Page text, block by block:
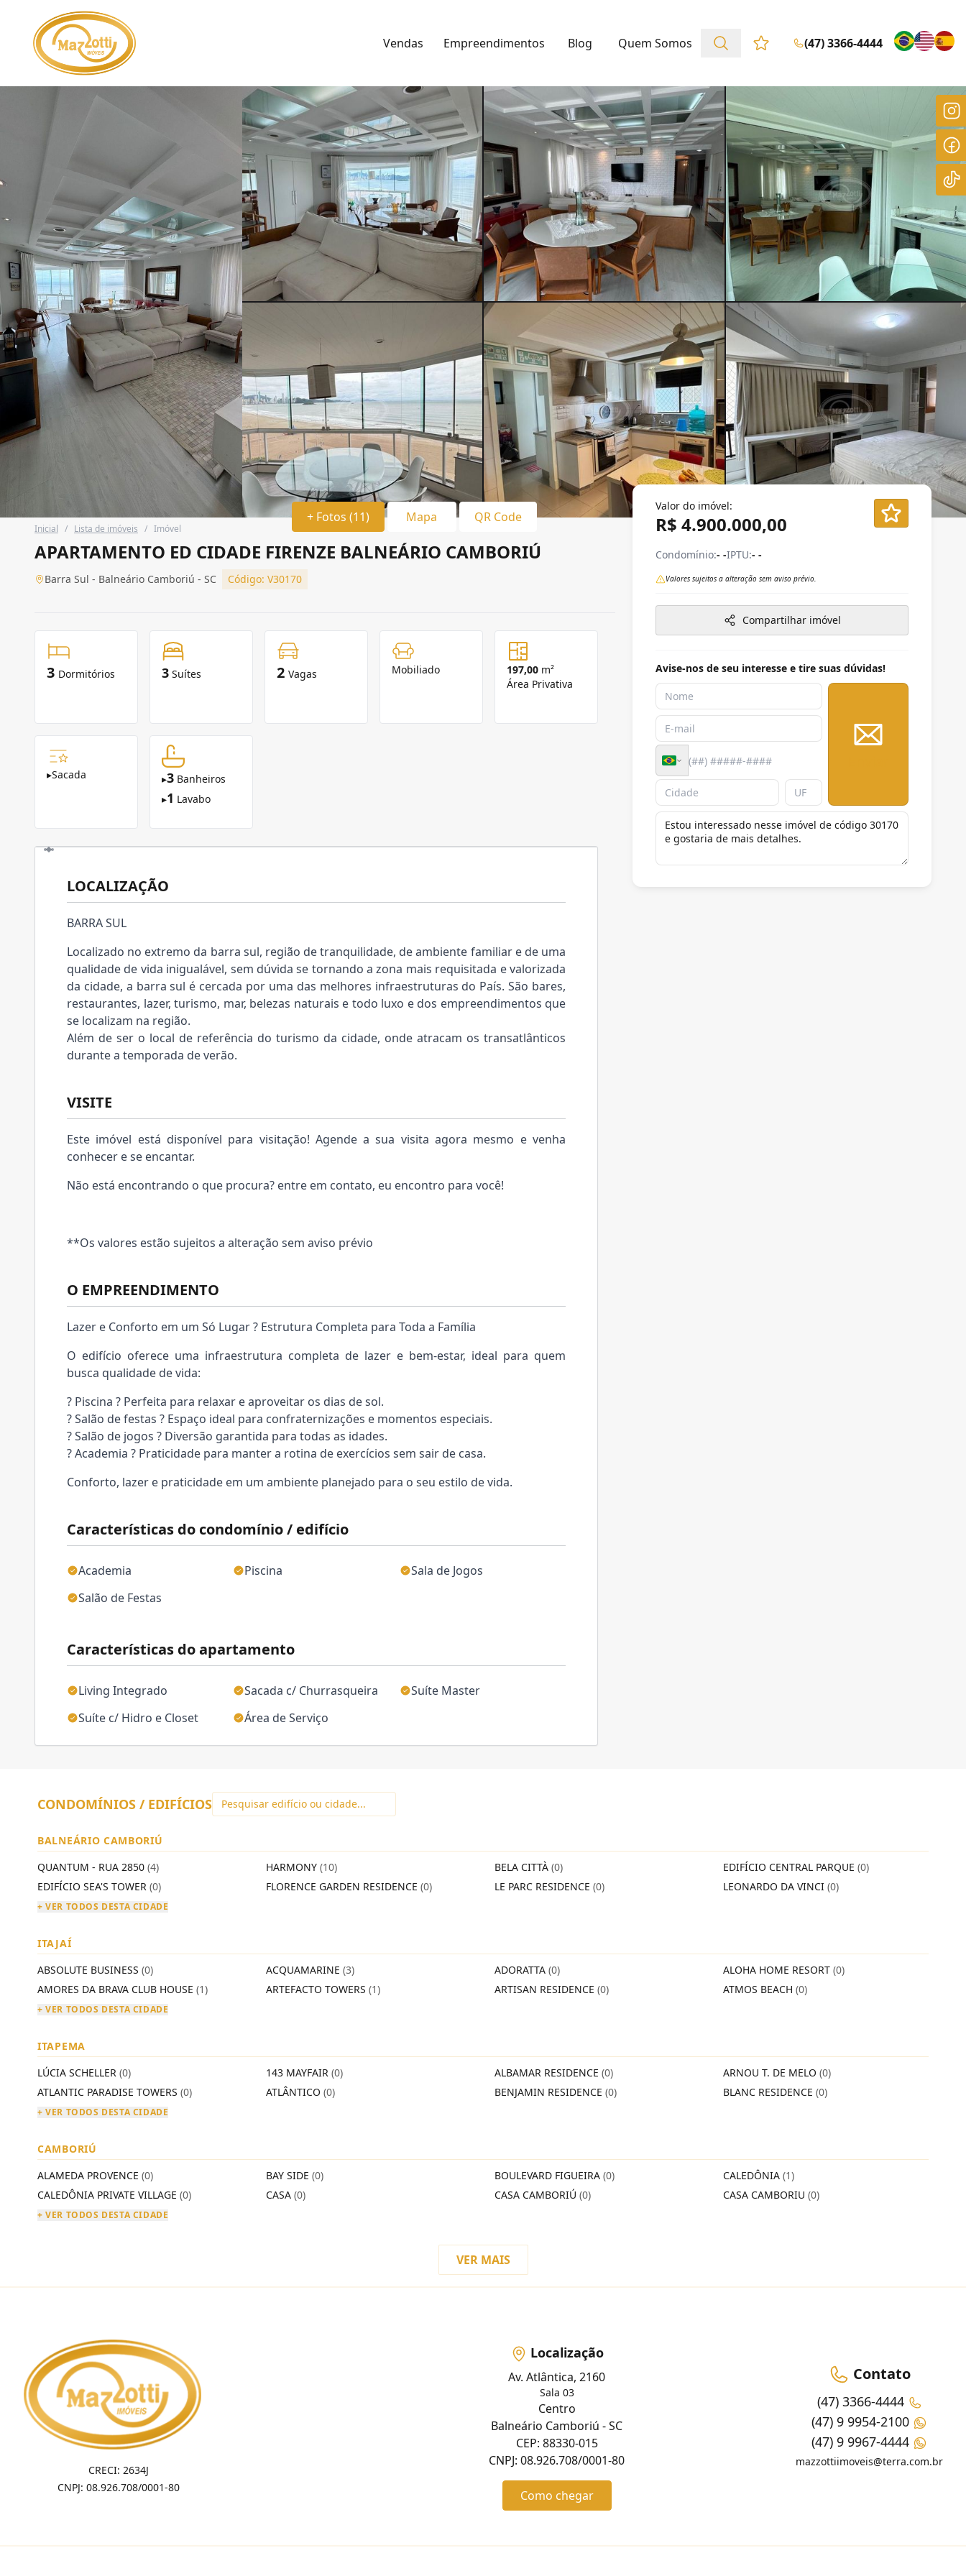
Vendas Empreendimentos Blog Quem Somos Favoritos (0 itens)
(47) 3366-4444
+ Fotos (11) Mapa QR Code
Inicial / Lista de imóveis / Imóvel
APARTAMENTO ED CIDADE FIRENZE BALNEÁRIO CAMBORIÚ
Barra Sul - Balneário Camboriú - SC Código: V30170
3 Dormitórios 3 Suítes 2 Vagas Mobiliado 197,00 m²
Área Privativa
▸Sacada ▸3 Banheiros
▸1 Lavabo
Características do condomínio / edifício
Academia Piscina
Sala de Jogos
Salão de Festas
Características do apartamento
Living Integrado Sacada c/ Churrasqueira
Suíte Master
Suíte c/ Hidro e Closet
Área de Serviço
LOCALIZAÇÃO
BARRA SUL
Localizado no extremo da barra sul, região de tranquilidade, de ambiente familiar e de uma
qualidade de vida inigualável, sem dúvida se tornando a zona mais requisitada e valorizada
da cidade, a barra sul é cercada por uma das melhores infraestruturas do País. São bares,
restaurantes, lazer, turismo, mar, belezas naturais e todo luxo e dos empreendimentos que
se localizam na região.
Além de ser o local de referência do turismo da cidade, onde atracam os transatlânticos
durante a temporada de verão.
VISITE
Este imóvel está disponível para visitação! Agende a sua visita agora mesmo e venha
conhecer e se encantar.
Não está encontrando o que procura? entre em contato, eu encontro para você!
**Os valores estão sujeitos a alteração sem aviso prévio
O EMPREENDIMENTO
Lazer e Conforto em um Só Lugar ? Estrutura Completa para Toda a Família
O edifício oferece uma infraestrutura completa de lazer e bem-estar, ideal para quem
busca qualidade de vida:
? Piscina ? Perfeita para relaxar e aproveitar os dias de sol.
? Salão de festas ? Espaço ideal para confraternizações e momentos especiais.
? Salão de jogos ? Diversão garantida para todas as idades.
? Academia ? Praticidade para manter a rotina de exercícios sem sair de casa.
Conforto, lazer e praticidade em um ambiente planejado para o seu estilo de vida.
Valor do imóvel:
R$ 4.900.000,00
Condomínio:- -IPTU:- -
Valores sujeitos a alteração sem aviso prévio.
Compartilhar imóvel
Avise-nos de seu interesse e tire suas dúvidas!
CONDOMÍNIOS / EDIFÍCIOS
BALNEÁRIO CAMBORIÚ
QUANTUM - RUA 2850 (4) HARMONY (10) BELA CITTÀ (0) EDIFÍCIO CENTRAL PARQUE (0)
EDIFÍCIO SEA'S TOWER (0) FLORENCE GARDEN RESIDENCE (0) LE PARC RESIDENCE (0) LEONARDO DA VINCI (0)
+ VER TODOS DESTA CIDADE
ITAJAÍ
ABSOLUTE BUSINESS (0) ACQUAMARINE (3) ADORATTA (0) ALOHA HOME RESORT (0)
AMORES DA BRAVA CLUB HOUSE (1) ARTEFACTO TOWERS (1) ARTISAN RESIDENCE (0) ATMOS BEACH (0)
+ VER TODOS DESTA CIDADE
ITAPEMA
LÚCIA SCHELLER (0) 143 MAYFAIR (0) ALBAMAR RESIDENCE (0) ARNOU T. DE MELO (0)
ATLANTIC PARADISE TOWERS (0) ATLÂNTICO (0) BENJAMIN RESIDENCE (0) BLANC RESIDENCE (0)
+ VER TODOS DESTA CIDADE
CAMBORIÚ
ALAMEDA PROVENCE (0) BAY SIDE (0) BOULEVARD FIGUEIRA (0) CALEDÔNIA (1)
CALEDÔNIA PRIVATE VILLAGE (0) CASA (0) CASA CAMBORIÚ (0) CASA CAMBORIU (0)
+ VER TODOS DESTA CIDADE
VER MAIS
CRECI: 2634J
CNPJ: 08.926.708/0001-80
Localização
Av. Atlântica, 2160
Sala 03
Centro
Balneário Camboriú - SC
CEP: 88330-015
CNPJ: 08.926.708/0001-80
Como chegar
Contato
(47) 3366-4444
(47) 9 9954-2100
(47) 9 9967-4444
mazzottiimoveis@terra.com.br